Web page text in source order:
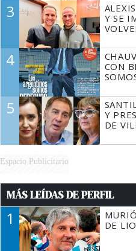
3
Y SE
4
CON
5
Y
DE
Espacio Publicitario
MÁS LEÍDAS DE PERFIL
1
DE